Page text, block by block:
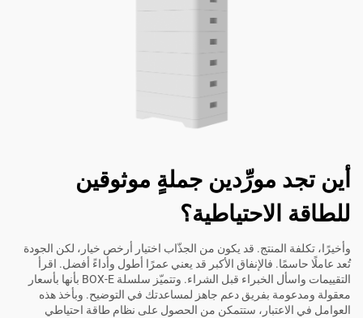
أين تجد مورِّدين جملةٍ موثوقين
للطاقة الاحتياطية؟
وأخيرًا، تكلفة المنتج. قد يكون من الجذّاب اختيار أرخص خيار، لكن الجودة
تُعد عاملًا حاسمًا. فالإنفاق الأكبر قد يعني عمرًا أطول وأداءً أفضل. اقرأ
التقييمات واسأل الخبراء قبل الشراء. وتتميّز سلسلة BOX-E بأنها بأسعار
معقولة ومدعومة بفريق دعم جاهز لمساعدتك في التوضيح. وبأخذ هذه
العوامل في الاعتبار، ستتمكن من الحصول على نظام طاقة احتياطي